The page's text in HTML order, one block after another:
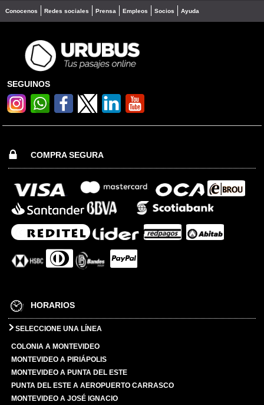
Conocenos Redes sociales Prensa Empleos Socios Ayuda
SEGUINOS
COMPRA SEGURA
HORARIOS
SELECCIONE UNA LÍNEA
COLONIA A MONTEVIDEO
MONTEVIDEO A PIRIÁPOLIS
MONTEVIDEO A PUNTA DEL ESTE
PUNTA DEL ESTE A AEROPUERTO CARRASCO
MONTEVIDEO A JOSÉ IGNACIO